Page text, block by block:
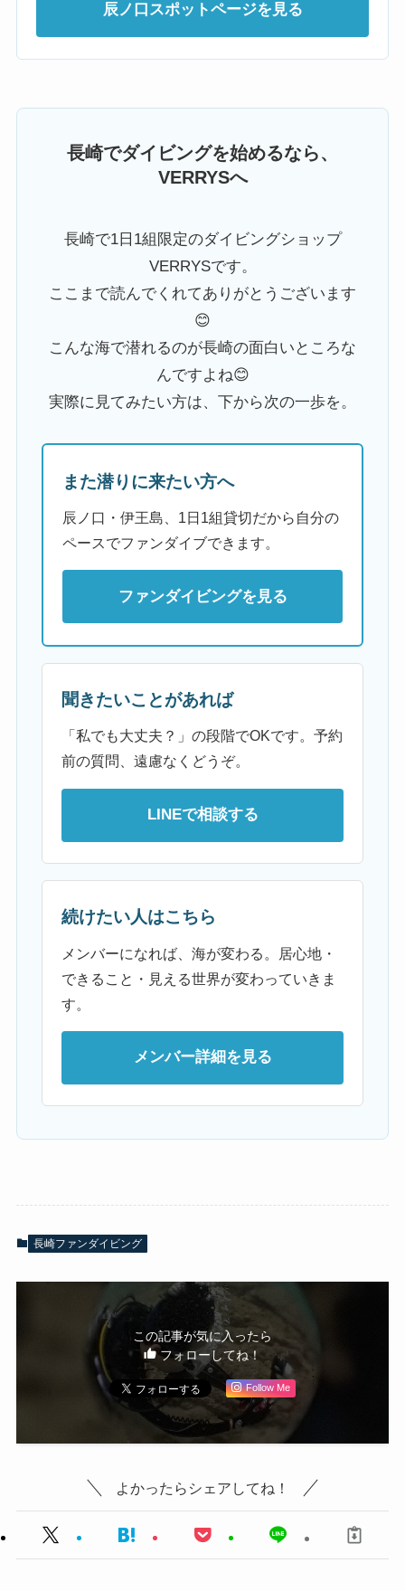
辰ノ口スポットページを見る
長崎でダイビングを始めるなら、
VERRYSへ
長崎で1日1組限定のダイビングショップ
VERRYSです。
ここまで読んでくれてありがとうございます
😊
こんな海で潜れるのが長崎の面白いところな
んですよね😊
実際に見てみたい方は、下から次の一歩を。
また潜りに来たい方へ
辰ノ口・伊王島、1日1組貸切だから自分の
ペースでファンダイブできます。
ファンダイビングを見る
聞きたいことがあれば
「私でも大丈夫？」の段階でOKです。予約
前の質問、遠慮なくどうぞ。
LINEで相談する
続けたい人はこちら
メンバーになれば、海が変わる。居心地・
できること・見える世界が変わっていきま
す。
メンバー詳細を見る
長崎ファンダイビング
この記事が気に入ったら
フォローしてね！
Follow Me
よかったらシェアしてね！